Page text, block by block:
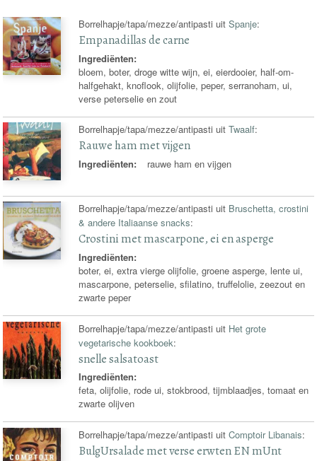
Borrelhapje/tapa/mezze/antipasti uitSpanje:
Empanadillas de carne
Ingrediënten:
bloem, boter, droge witte wijn, ei, eierdooier, half-om-
halfgehakt, knoflook, olijfolie, peper, serranoham, ui,
verse peterselie en zout
Borrelhapje/tapa/mezze/antipasti uitTwaalf:
Rauwe ham met vijgen
Ingrediënten: rauwe ham en vijgen
Borrelhapje/tapa/mezze/antipasti uit Bruschetta, crostini
& andere Italiaanse snacks:
Crostini met mascarpone, ei en asperge
Ingrediënten:
boter, ei, extra vierge olijfolie, groene asperge, lente ui,
mascarpone, peterselie, sfilatino, truffelolie, zeezout en
zwarte peper
Borrelhapje/tapa/mezze/antipasti uit Het grote
vegetarische kookboek:
snelle salsatoast
Ingrediënten:
feta, olijfolie, rode ui, stokbrood, tijmblaadjes, tomaat en
zwarte olijven
Borrelhapje/tapa/mezze/antipasti uitComptoir Libanais:
BulgUrsalade met verse erwten EN mUnt